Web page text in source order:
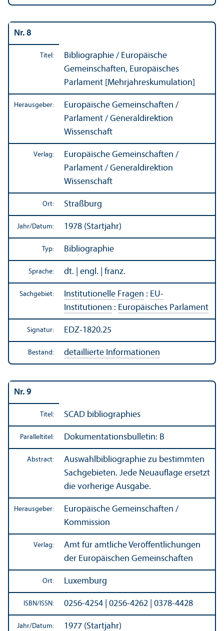
Nr. 8
Titel: Bibliographie / Europäische
Gemeinschaften, Europäisches
Parlament [Mehrjahreskumulation]
Herausgeber:
Europäische Gemeinschaften /
Parlament / Generaldirektion
Wissenschaft
Verlag:
Europäische Gemeinschaften /
Parlament / Generaldirektion
Wissenschaft
Ort: Straßburg
Jahr/Datum: 1978 (Startjahr)
Typ: Bibliographie
Sprache: dt. | engl. | franz.
Sachgebiet: Institutionelle Fragen : EU-
Institutionen : Europäisches Parlament
Signatur: EDZ-1820.25
Bestand: detaillierte Informationen
Nr. 9
Titel: SCAD bibliographies
Paralleltitel: Dokumentations­bulletin: B
Abstract:
Auswahlbibliographie zu bestimmten
Sachgebieten. Jede Neuauflage ersetzt
die vorherige Ausgabe.
Herausgeber:
Europäische Gemeinschaften /
Kommission
Verlag:
Amt für amtliche Veröffentlichungen
der Europäischen Gemeinschaften
Ort: Luxemburg
ISBN/ ISSN: 0256-4254 | 0256-4262 | 0378-4428
Jahr/Datum: 1977 (Startjahr)